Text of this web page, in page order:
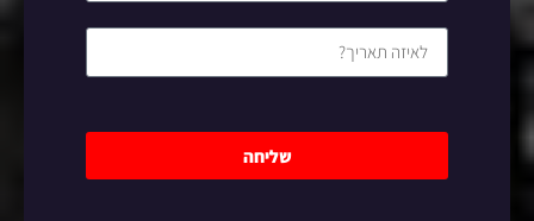
שליחה